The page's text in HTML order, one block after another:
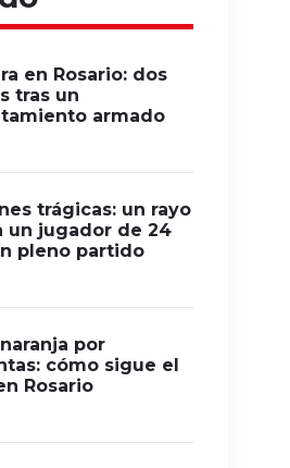
en Rosario: dos
tras un
armado
trágicas: un rayo
un jugador de 24
pleno partido
por
cómo sigue el
Rosario